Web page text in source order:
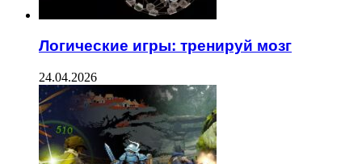
Логические игры: тренируй мозг
24.04.2026